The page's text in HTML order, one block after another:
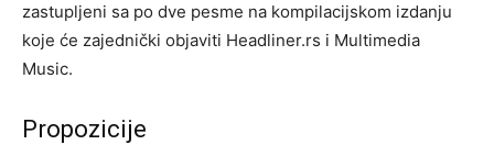
zastupljeni sa po dve pesme na kompilacijskom izdanju
koje će zajednički objaviti Headliner.rs i Multimedia
Music.
Propozicije